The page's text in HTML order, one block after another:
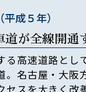
（平成５年）
道が全線開通
る高速道路とし
。名古屋・大阪
セスを大きく改